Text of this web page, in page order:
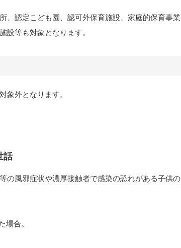
、認定こども園、認可外保育施設、家庭的保育事業
等も対象となります。
象外となります。
話
の風邪症状や濃厚接触者で感染の恐れがある子供の
合。